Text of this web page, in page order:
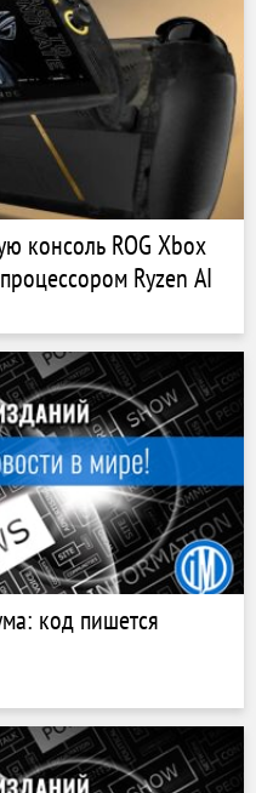
консоль ROG Xbox
Ryzen AI
код пишется